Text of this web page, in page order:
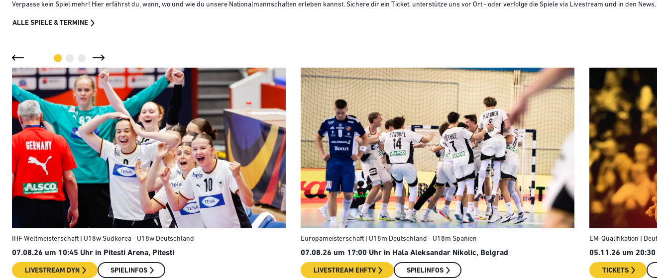
Verpasse kein Spiel mehr! Hier erfährst du, wann, wo und wie du unsere Nationalmannschaften erleben kannst. Sichere dir ein Ticket, unterstütze uns vor Ort - oder verfolge die Spiele via Livestream und in den News.
ALLE SPIELE & TERMINE
IHF Weltmeisterschaft | U18w Südkorea - U18w Deutschland
07.08.26 um 10:45 Uhr in Pitesti Arena, Pitesti
LIVESTREAM DYN SPIELINFOS
Europameisterschaft | U18m Deutschland - U18m Spanien
07.08.26 um 17:00 Uhr in Hala Aleksandar Nikolic, Belgrad
LIVESTREAM EHFTV SPIELINFOS
EM-Qualifikation |
05.11.26 um 20:30
TICKETS